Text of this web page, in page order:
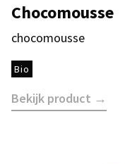
Chocomousse
chocomousse
Bio
Bekijk product →